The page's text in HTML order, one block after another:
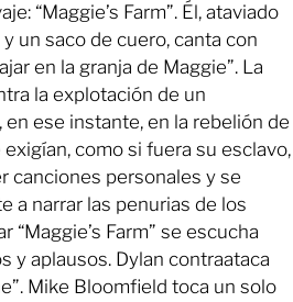
“Maggie’s Farm”. Él, ataviado
un saco de cuero, canta con
en la granja de Maggie”. La
la explotación de un
ese instante, en la rebelión de
como si fuera su esclavo,
canciones personales y se
a narrar las penurias de los
“Maggie’s Farm” se escucha
y aplausos. Dylan contraataca
Mike Bloomfield toca un solo